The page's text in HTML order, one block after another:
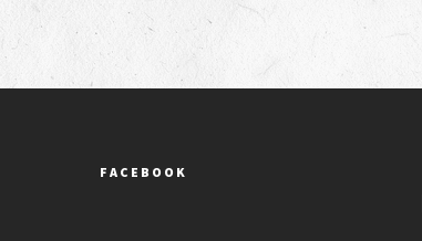
FACEBOOK